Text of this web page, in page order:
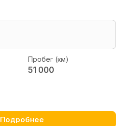
Пробег (км)
51 000
Подробнее